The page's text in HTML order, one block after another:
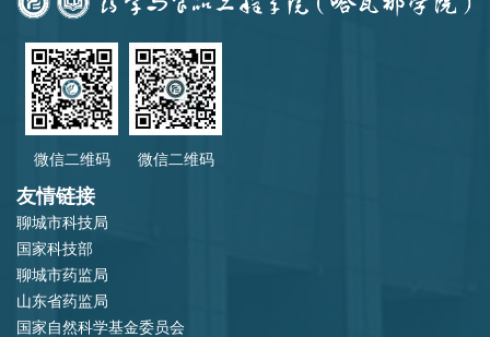
微信二维码 微信二维码
友情链接
聊城市科技局
国家科技部
聊城市药监局
山东省药监局
国家自然科学基金委员会